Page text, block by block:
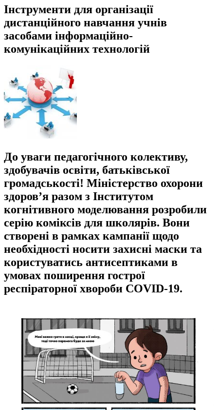
Інструменти для організації
дистанційного навчання учнів
засобами інформаційно-
комунікаційних технологій
До уваги педагогічного колективу,
здобувачів освіти, батьківської
громадськості! Міністерство охорони
здоров’я разом з Інститутом
когнітивного моделювання розробили
серію коміксів для школярів. Вони
створені в рамках кампанії щодо
необхідності носити захисні маски та
користуватись антисептиками в
умовах поширення гострої
респіраторної хвороби COVID-19.